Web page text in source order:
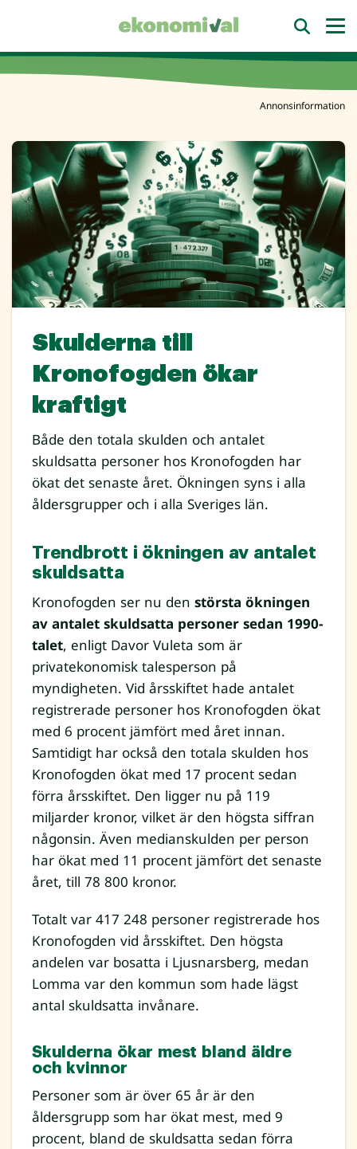
Annonsinformation
Skulderna till
Kronofogden ökar
kraftigt
Både den totala skulden och antalet
skuldsatta personer hos Kronofogden har
ökat det senaste året. Ökningen syns i alla
åldersgrupper och i alla Sveriges län.
Trendbrott i ökningen av antalet
skuldsatta
Kronofogden ser nu den största ökningen
av antalet skuldsatta personer sedan 1990-
talet, enligt Davor Vuleta som är
privatekonomisk talesperson på
myndigheten. Vid årsskiftet hade antalet
registrerade personer hos Kronofogden ökat
med 6 procent jämfört med året innan.
Samtidigt har också den totala skulden hos
Kronofogden ökat med 17 procent sedan
förra årsskiftet. Den ligger nu på 119
miljarder kronor, vilket är den högsta siffran
någonsin. Även medianskulden per person
har ökat med 11 procent jämfört det senaste
året, till 78 800 kronor.
Totalt var 417 248 personer registrerade hos
Kronofogden vid årsskiftet. Den högsta
andelen var bosatta i Ljusnarsberg, medan
Lomma var den kommun som hade lägst
antal skuldsatta invånare.
Skulderna ökar mest bland äldre
och kvinnor
Personer som är över 65 år är den
åldersgrupp som har ökat mest, med 9
procent, bland de skuldsatta sedan förra